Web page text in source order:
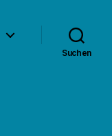
Suchen